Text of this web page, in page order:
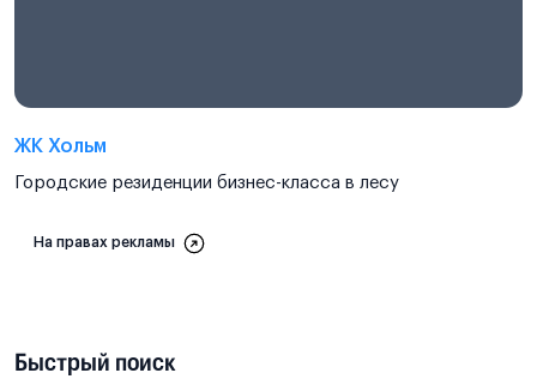
ЖК Хольм
Городские резиденции бизнес-класса в лесу
На правах рекламы
Быстрый поиск